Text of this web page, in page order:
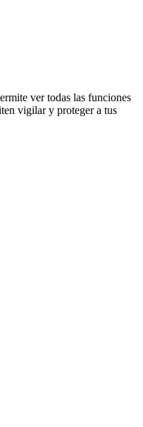
ver todas las funciones
vigilar y proteger a tus